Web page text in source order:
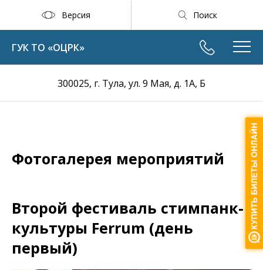
Версия Поиск
300025, г. Тула, ул. 9 Мая, д. 1А, Б
ГУК ТО «ОЦРК»
Фотогалерея мероприятий
Второй фестиваль стимпанк-
культуры Ferrum (день
первый)